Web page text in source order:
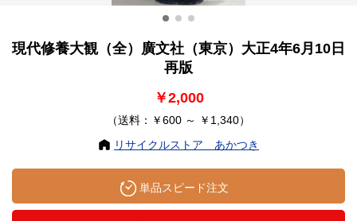
現代修養大観（全）廣文社（東京）大正4年6月10日
再版
￥2,000
（送料：￥600 ～ ￥1,340）
リサイクルストア あかつき
単品スピード注文